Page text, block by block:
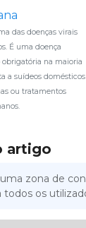
das doenças virais
É uma doença
na maioria
a suídeos domésticos
ou tratamentos
artigo
zona de
todos os